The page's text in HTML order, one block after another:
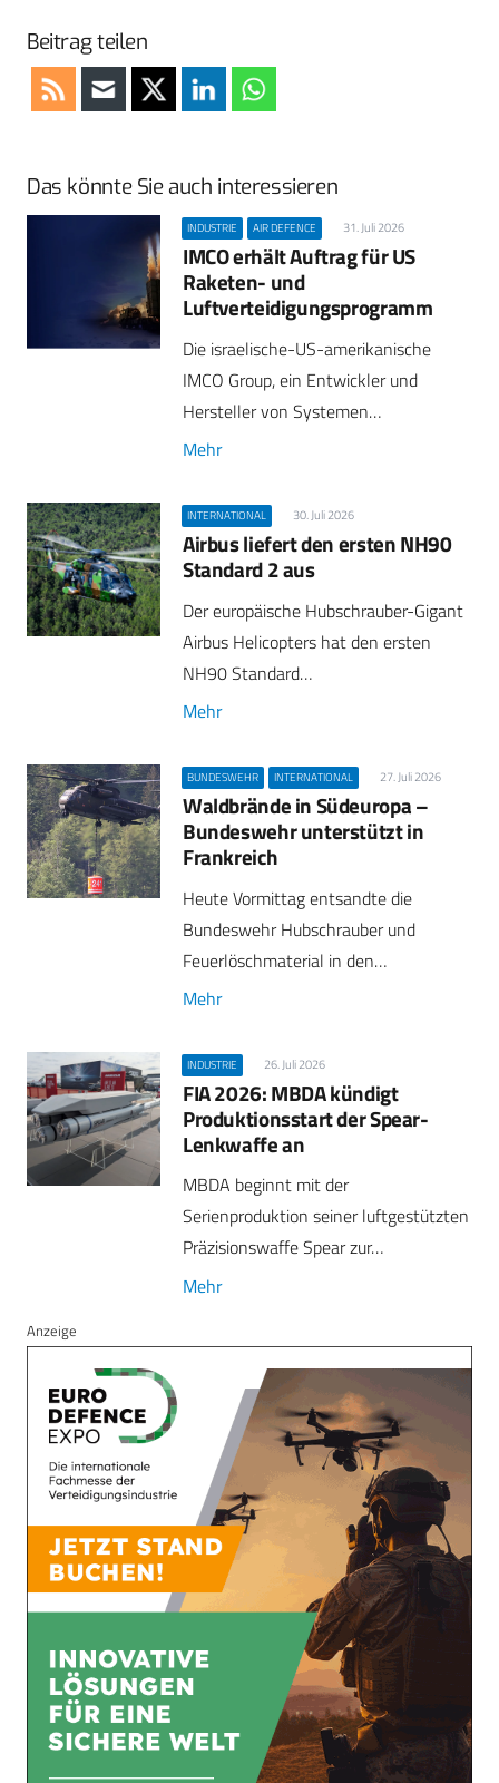
Beitrag teilen
Das könnte Sie auch interessieren
INDUSTRIE AIR DEFENCE 31. Juli 2026
IMCO erhält Auftrag für US
Raketen- und
Luftverteidigungsprogramm
Die israelische-US-amerikanische
IMCO Group, ein Entwickler und
Hersteller von Systemen…
Mehr
INTERNATIONAL 30. Juli 2026
Airbus liefert den ersten NH90
Standard 2 aus
Der europäische Hubschrauber-Gigant
Airbus Helicopters hat den ersten
NH90 Standard…
Mehr
BUNDESWEHR INTERNATIONAL 27. Juli 2026
Waldbrände in Südeuropa –
Bundeswehr unterstützt in
Frankreich
Heute Vormittag entsandte die
Bundeswehr Hubschrauber und
Feuerlöschmaterial in den…
Mehr
INDUSTRIE 26. Juli 2026
FIA 2026: MBDA kündigt
Produktionsstart der Spear-
Lenkwaffe an
MBDA beginnt mit der
Serienproduktion seiner luftgestützten
Präzisionswaffe Spear zur…
Mehr
Anzeige